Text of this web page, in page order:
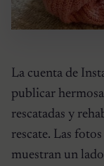
La cuenta de
publicar
rescatadas y
rescate. Las
muestran un